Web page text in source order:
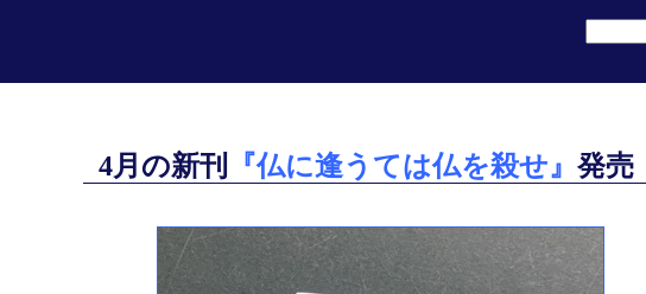
4月の新刊 『仏に逢うては仏を殺せ』 発売